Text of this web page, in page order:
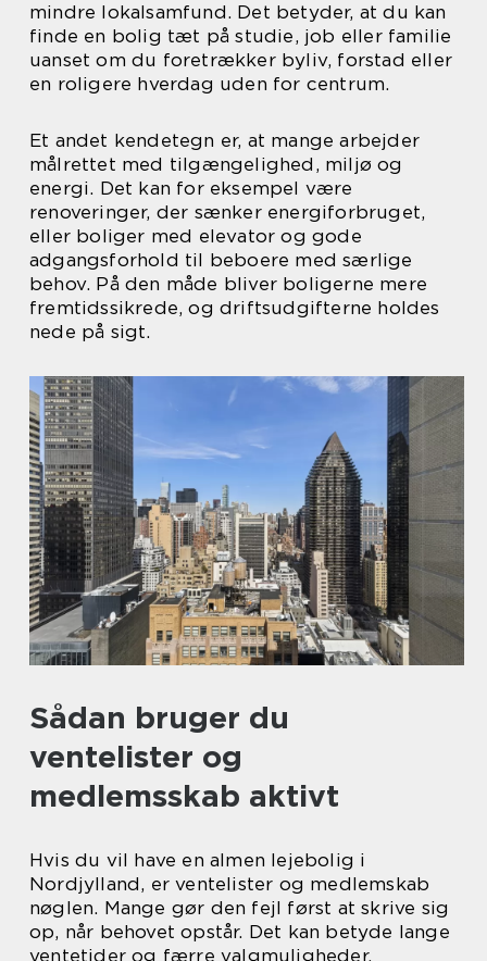
mindre lokalsamfund. Det betyder, at du kan
finde en bolig tæt på studie, job eller familie
uanset om du foretrækker byliv, forstad eller
en roligere hverdag uden for centrum.
Et andet kendetegn er, at mange arbejder
målrettet med tilgængelighed, miljø og
energi. Det kan for eksempel være
renoveringer, der sænker energiforbruget,
eller boliger med elevator og gode
adgangsforhold til beboere med særlige
behov. På den måde bliver boligerne mere
fremtidssikrede, og driftsudgifterne holdes
nede på sigt.
Sådan bruger du
ventelister og
medlemsskab aktivt
Hvis du vil have en almen lejebolig i
Nordjylland, er ventelister og medlemskab
nøglen. Mange gør den fejl først at skrive sig
op, når behovet opstår. Det kan betyde lange
ventetider og færre valgmuligheder.